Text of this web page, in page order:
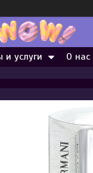
и услуги О нас